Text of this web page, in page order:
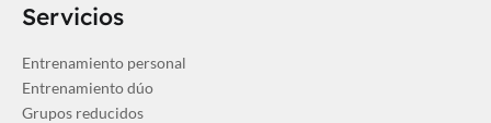
Servicios
Entrenamiento personal
Entrenamiento dúo
Grupos reducidos